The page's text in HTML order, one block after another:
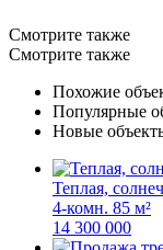
Смотрите также
Смотрите также
Похожие
Популярные
Новые
Теплая,
4-комн. 85 м²
14 300 000